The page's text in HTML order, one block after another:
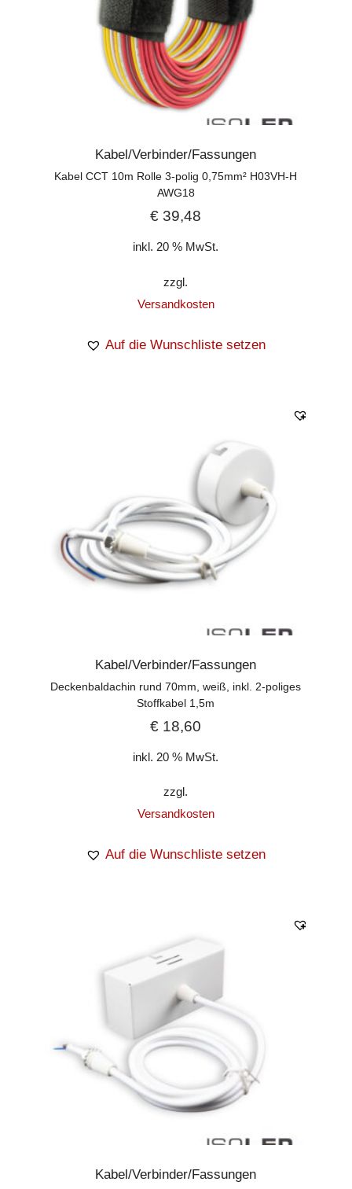
Kabel/Verbinder/Fassungen
Kabel CCT 10m Rolle 3-polig 0,75mm² H03VH-H
AWG18
€ 39,48
inkl. 20 % MwSt.
zzgl.
Versandkosten
Auf die Wunschliste setzen
Kabel/Verbinder/Fassungen
Deckenbaldachin rund 70mm, weiß, inkl. 2-poliges
Stoffkabel 1,5m
€ 18,60
inkl. 20 % MwSt.
zzgl.
Versandkosten
Auf die Wunschliste setzen
Kabel/Verbinder/Fassungen